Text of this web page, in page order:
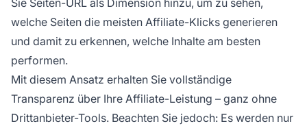
Sie Seiten-URL als Dimension hinzu, um zu sehen,
welche Seiten die meisten Affiliate-Klicks generieren
und damit zu erkennen, welche Inhalte am besten
performen.
Mit diesem Ansatz erhalten Sie vollständige
Transparenz über Ihre Affiliate-Leistung – ganz ohne
Drittanbieter-Tools. Beachten Sie jedoch: Es werden nur